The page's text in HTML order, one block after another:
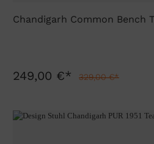
Chandigarh Common Bench
249,00 €* 329,00 €*